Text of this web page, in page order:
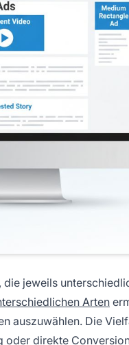
jeweils
Arten
auszuwählen. Die
direkte